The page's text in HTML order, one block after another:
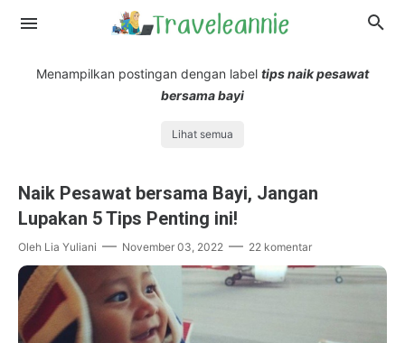
Menampilkan postingan dengan label tips naik pesawat
bersama bayi
Lihat semua
Naik Pesawat bersama Bayi, Jangan
Lupakan 5 Tips Penting ini!
Oleh Lia Yuliani November 03, 2022 22 komentar